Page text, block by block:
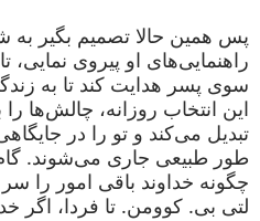
پس همین حالا تصمیم بگیر به
راهنمایی‌های او پیروی نمایی،
سوی پسر هدایت کند تا به
این انتخاب روزانه، چالش‌ها
تبدیل می‌کند و تو را در
طور طبیعی جاری می‌شوند.
چگونه خداوند باقی امور را
لتی بی. کوومن. تا فردا، اگر